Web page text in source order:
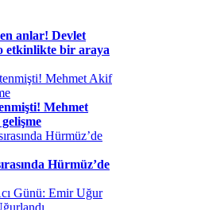
anlar! Devlet
etkinlikte bir araya
Mehmet
Hürmüz’de